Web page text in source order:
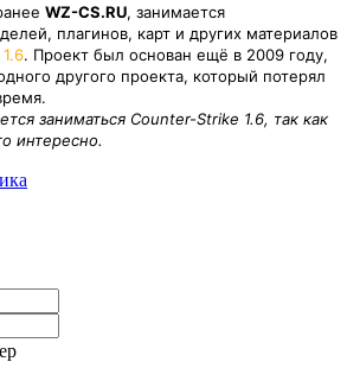
WZ-CS.RU, занимается
плагинов, карт и других материалов
. Проект был основан ещё в 2009 году,
другого проекта, который потерял
заниматься Counter-Strike 1.6, так как
интересно.